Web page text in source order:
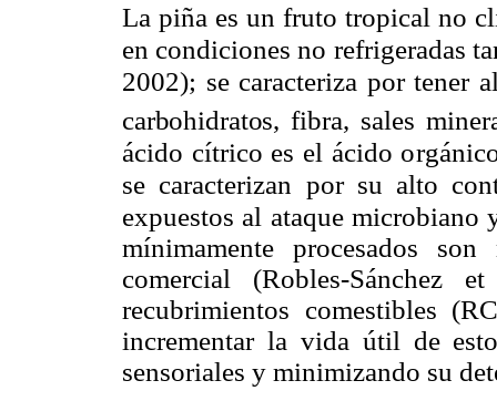
La piña es un fruto tropical no
en condiciones no refrigeradas
2002); se caracteriza por tener
carbohidratos, fibra, sales
ácido cítrico es el ácido
se caracterizan por su alto
expuestos al ataque microbiano
mínimamente procesados
comercial (Robles-
recubrimientos comestibles
incrementar la vida útil de
sensoriales y minimizando su